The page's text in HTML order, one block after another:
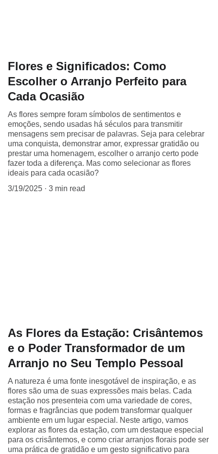
Flores e Significados: Como
Escolher o Arranjo Perfeito para
Cada Ocasião
As flores sempre foram símbolos de sentimentos e
emoções, sendo usadas há séculos para transmitir
mensagens sem precisar de palavras. Seja para celebrar
uma conquista, demonstrar amor, expressar gratidão ou
prestar uma homenagem, escolher o arranjo certo pode
fazer toda a diferença. Mas como selecionar as flores
ideais para cada ocasião?
3/19/2025
3 min read
As Flores da Estação: Crisântemos
e o Poder Transformador de um
Arranjo no Seu Templo Pessoal
A natureza é uma fonte inesgotável de inspiração, e as
flores são uma de suas expressões mais belas. Cada
estação nos presenteia com uma variedade de cores,
formas e fragrâncias que podem transformar qualquer
ambiente em um lugar especial. Neste artigo, vamos
explorar as flores da estação, com um destaque especial
para os crisântemos, e como criar arranjos florais pode ser
uma prática de gratidão e um gesto significativo para